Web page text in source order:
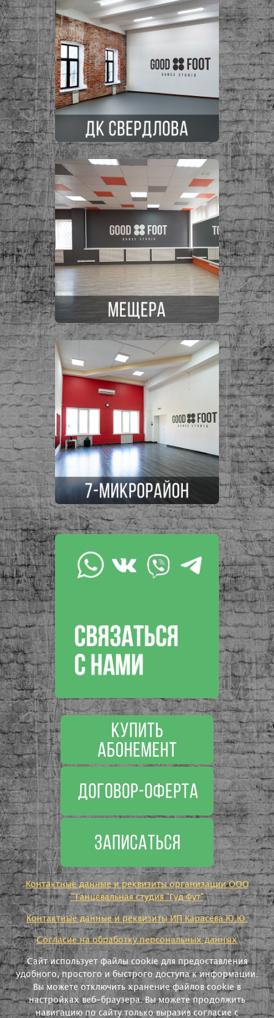
Контактные данные и реквизиты организации ООО
"Танцевальная студия "Гуд Фут"
Контактные данные и реквизиты ИП Карасева Ю.Ю.
Согласие на обработку персональных данных
Сайт использует файлы cookie для предоставления
удобного, простого и быстрого доступа к информации.
Вы можете отключить хранение файлов cookie в
настройках веб-браузера. Вы можете продолжить
навигацию по сайту только выразив согласие с